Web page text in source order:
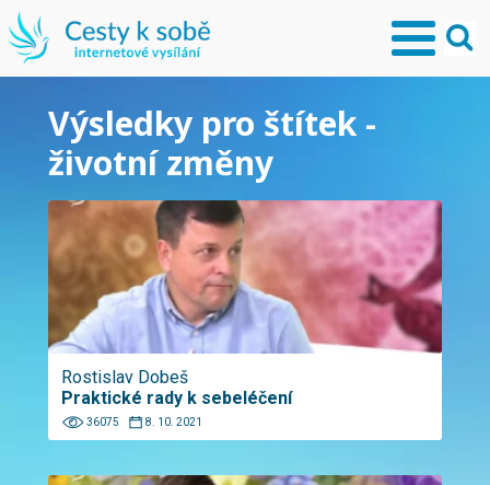
Výsledky pro štítek -
životní změny
Rostislav Dobeš
Praktické rady k sebeléčení
36075 8. 10. 2021